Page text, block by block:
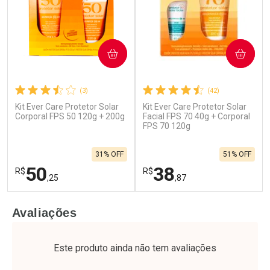
(3)
Kit Ever Care Protetor Solar
Corporal FPS 50 120g + 200g
R$50,25
31% OFF
COMPRAR
Laboratório
Por Menos
(42)
Kit Ever Care Protetor Solar
Facial FPS 70 40g + Corporal
FPS 70 120g
R$38,87
51% OFF
COMPRAR
Laboratório
Por Menos
Avaliações
Este produto ainda não tem avaliações